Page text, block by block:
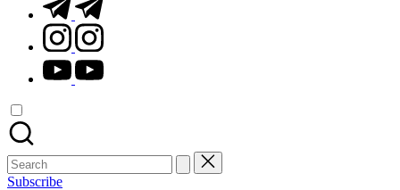
instagram.com
youtube.com
Search
for:
Subscribe